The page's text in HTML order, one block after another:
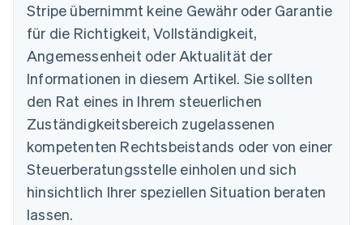
Stripe übernimmt keine Gewähr oder Garantie
für die Richtigkeit, Vollständigkeit,
Angemessenheit oder Aktualität der
Informationen in diesem Artikel. Sie sollten
den Rat eines in Ihrem steuerlichen
Zuständigkeitsbereich zugelassenen
kompetenten Rechtsbeistands oder von einer
Steuerberatungsstelle einholen und sich
hinsichtlich Ihrer speziellen Situation beraten
lassen.
Nederlands FrançaisDeutschEnglish
Brasilien
English
Bulgarien
English
Dänemark
Deutschland
DeutschEnglish
Estland
English
Festlandchina
简体中文